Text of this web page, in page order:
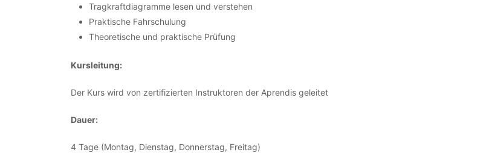
Tragkraftdiagramme lesen und verstehen
Praktische Fahrschulung
Theoretische und praktische Prüfung
Kursleitung:
Der Kurs wird von zertifizierten Instruktoren der Aprendis geleitet
Dauer:
4 Tage (Montag, Dienstag, Donnerstag, Freitag)